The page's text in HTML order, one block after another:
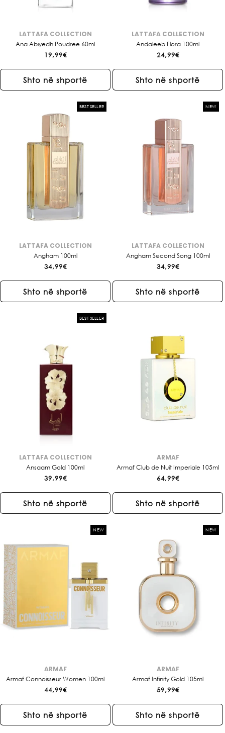
Brendi:
LATTAFA COLLECTION
Ana Abiyedh Poudree 60ml
Çmimi
19,99€
Shto në shportë
Brendi:
LATTAFA COLLECTION
Andaleeb Flora 100ml
Çmimi
24,99€
Shto në shportë
BEST SELLER
Brendi:
LATTAFA COLLECTION
Angham 100ml
Çmimi
34,99€
Shto në shportë
NEW
Brendi:
LATTAFA COLLECTION
Angham Second Song 100ml
Çmimi
34,99€
Shto në shportë
BEST SELLER
Brendi:
LATTAFA COLLECTION
Ansaam Gold 100ml
Çmimi
39,99€
Shto në shportë
Brendi:
ARMAF
Armaf Club de Nuit Imperiale 105ml
Çmimi
64,99€
Shto në shportë
NEW
Brendi:
ARMAF
Armaf Connoisseur Women 100ml
Çmimi
44,99€
Shto në shportë
NEW
Brendi:
ARMAF
Armaf Infinity Gold 105ml
Çmimi
59,99€
Shto në shportë